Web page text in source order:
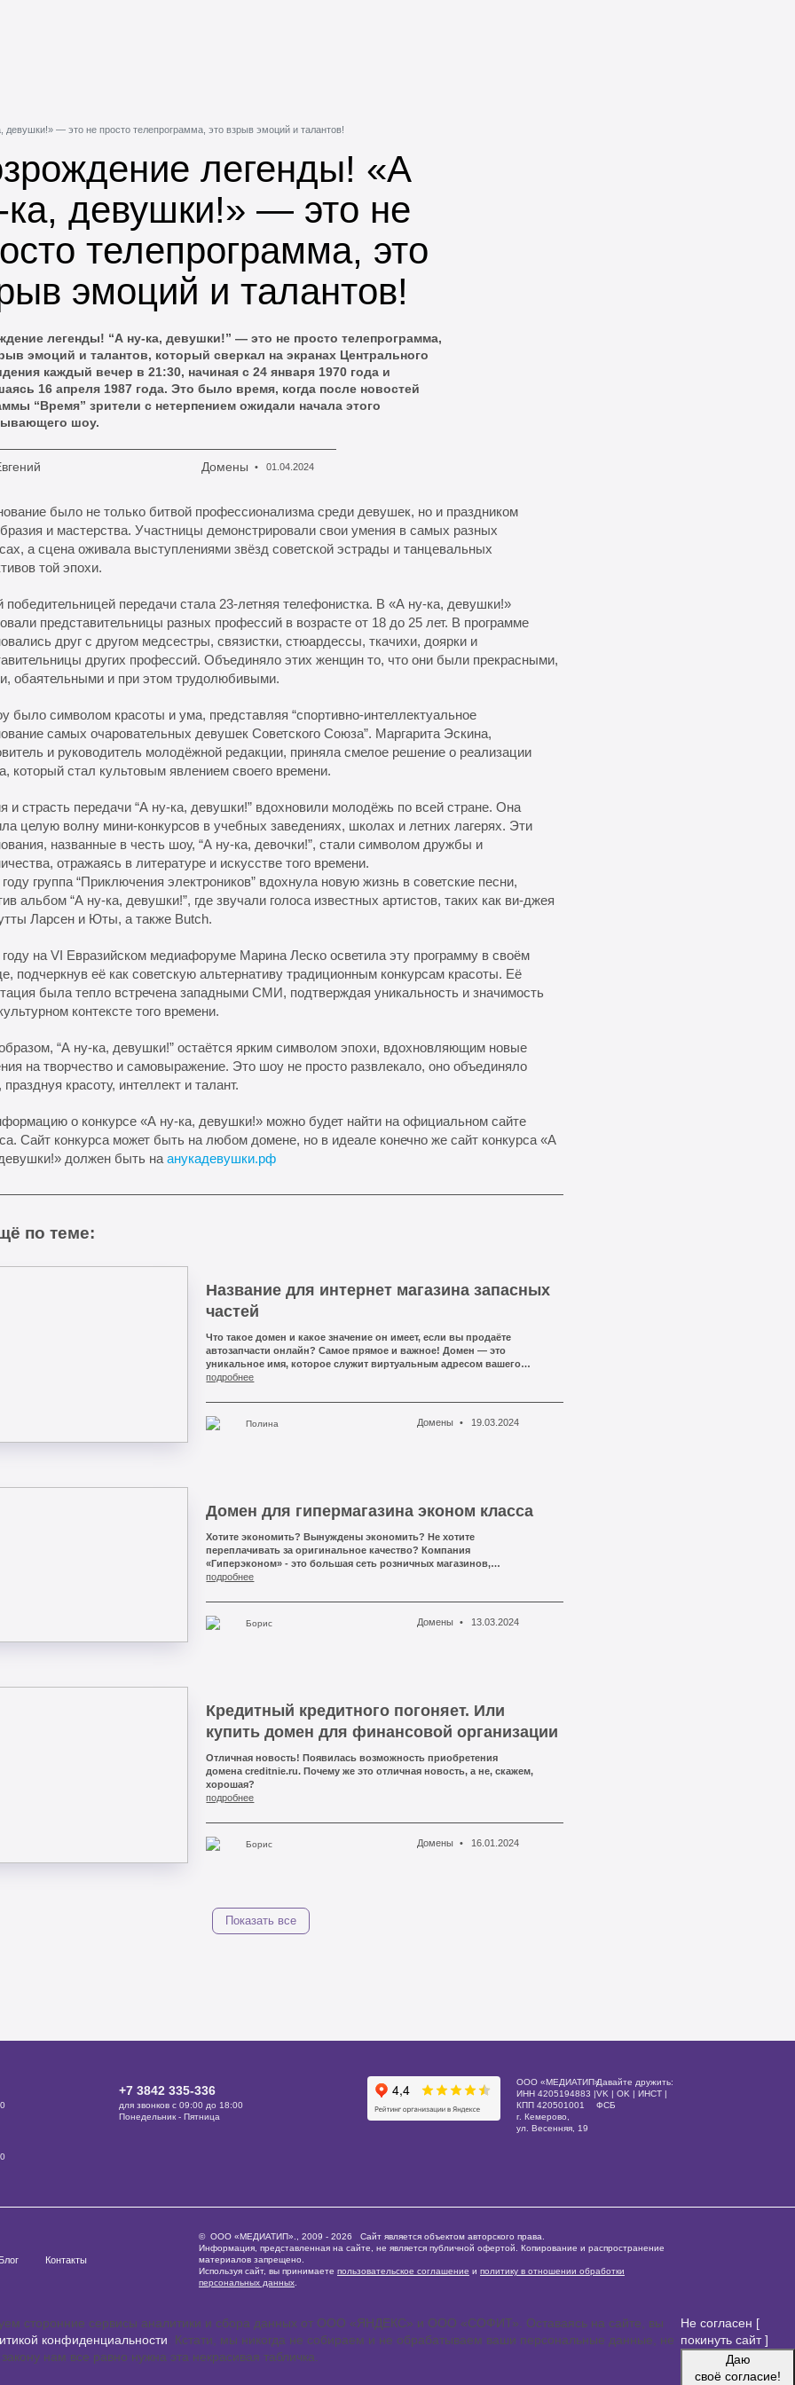
девушки!» — это не просто телепрограмма, это взрыв эмоций и талантов!
легенды! «А
ка, девушки!» — это не
телепрограмма, это
эмоций и талантов!
легенды! “А ну-ка, девушки!” — это не просто телепрограмма,
эмоций и талантов, который сверкал на экранах Центрального
каждый вечер в 21:30, начиная с 24 января 1970 года и
16 апреля 1987 года. Это было время, когда после новостей
“Время” зрители с нетерпением ожидали начала этого
шоу.
Домены 01.04.2024
было не только битвой профессионализма среди девушек, но и праздником
и мастерства. Участницы демонстрировали свои умения в самых разных
а сцена оживала выступлениями звёзд советской эстрады и танцевальных
той эпохи.
победительницей передачи стала 23-летняя телефонистка. В «А ну-ка, девушки!»
представительницы разных профессий в возрасте от 18 до 25 лет. В программе
друг с другом медсестры, связистки, стюардессы, ткачихи, доярки и
других профессий. Объединяло этих женщин то, что они были прекрасными,
обаятельными и при этом трудолюбивыми.
было символом красоты и ума, представляя “спортивно-интеллектуальное
самых очаровательных девушек Советского Союза”. Маргарита Эскина,
и руководитель молодёжной редакции, приняла смелое решение о реализации
который стал культовым явлением своего времени.
и страсть передачи “А ну-ка, девушки!” вдохновили молодёжь по всей стране. Она
целую волну мини-конкурсов в учебных заведениях, школах и летних лагерях. Эти
названные в честь шоу, “А ну-ка, девочки!”, стали символом дружбы и
отражаясь в литературе и искусстве того времени.
группа “Приключения электроников” вдохнула новую жизнь в советские песни,
альбом “А ну-ка, девушки!”, где звучали голоса известных артистов, таких как ви-джея
Ларсен и Юты, а также Butch.
на VI Евразийском медиафоруме Марина Леско осветила эту программу в своём
подчеркнув её как советскую альтернативу традиционным конкурсам красоты. Её
была тепло встречена западными СМИ, подтверждая уникальность и значимость
контексте того времени.
“А ну-ка, девушки!” остаётся ярким символом эпохи, вдохновляющим новые
на творчество и самовыражение. Это шоу не просто развлекало, оно объединяло
красоту, интеллект и талант.
о конкурсе «А ну-ка, девушки!» можно будет найти на официальном сайте
Сайт конкурса может быть на любом домене, но в идеале конечно же сайт конкурса «А
должен быть наанукадевушки.рф
по теме:
Название для интернет магазина запасных
частей
Что такое домен и какое значение он имеет, если вы продаёте
автозапчасти онлайн? Самое прямое и важное! Домен — это
уникальное имя, которое служит виртуальным адресом вашего
веб-сайта. Если вы продаёте автозапчасти онлайн, правильный
функционирования вашего бизнеса.
подробнее
Полина Домены 19.03.2024
Домен для гипермагазина эконом класса
Хотите экономить? Вынуждены экономить? Не хотите
переплачивать за оригинальное качество? Компания
«Гиперэконом» - это большая сеть розничных магазинов,
расположенных в разных городах России.
подробнее
Борис Домены 13.03.2024
Кредитный кредитного погоняет. Или
купить домен для финансовой организации
Отличная новость! Появилась возможность приобретения
домена creditnie.ru. Почему же это отличная новость, а не, скажем,
хорошая?
подробнее
Борис Домены 16.01.2024
Показать все
+7 3842 335‑336
для звонков с 09:00 до 18:00
Понедельник - Пятница
ООО «МЕДИАТИП»
ИНН 4205194883 |
КПП 420501001
г. Кемерово,
ул. Весенняя, 19
Давайте дружить:
VK | OK | ИНСТ|
ФСБ
Контакты
© ООО «МЕДИАТИП»., 2009 - 2026 Сайт является объектом авторского права.
Информация, представленная на сайте, не является публичной офертой. Копирование и распространение
материалов запрещено.
Используя сайт, вы принимаете пользовательское соглашение и политику в отношении обработки
персональных данных
сторонние сервисы аналитики и сбора данных от ООО «ЯНДЕКС» и ООО «СОФИТ». Оставаясь на сайте, вы
конфиденциальности . Кстати, мы никогда не собираем и не обрабатываем ваши персональные данные, не
нам все равно нужна эта некрасивая табличка.
Не согласен [
покинуть сайт ]
Даю
своё согласие!